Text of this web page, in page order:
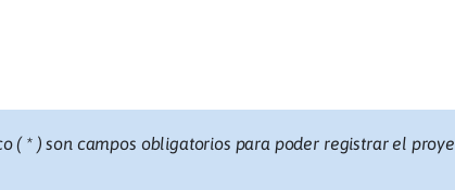
( * ) son campos obligatorios para poder registrar el